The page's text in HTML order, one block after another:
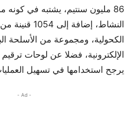
86 مليون سنتيم، يشتبه في كونه
النشاط، إضافة
الكحولية، ومجموعة من الأسلحة
الإلكترونية، فضلا عن لوحات
يرجح استخدامها في تسهيل
- Ad -